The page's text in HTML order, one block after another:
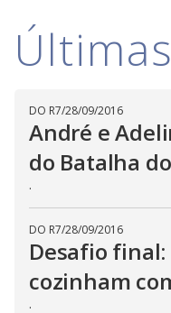
Últimas
DO R7/28/09/2016
André e
do Batalha
.
DO R7/28/09/2016
Desafio
cozinham
.